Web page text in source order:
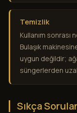
Temizlik
Kullanım
Bulaşık
uygun değildir;
süngerlerden
Sıkça